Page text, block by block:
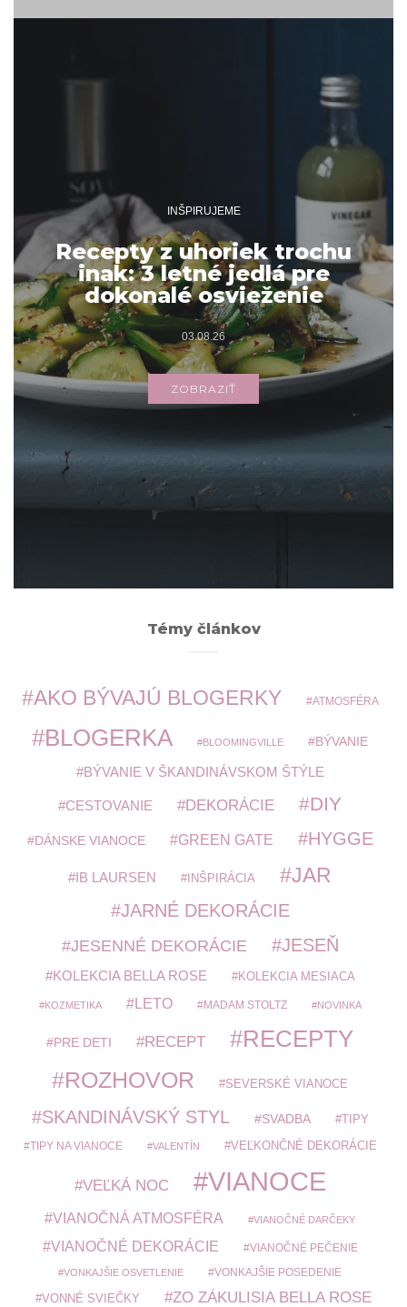
INŠPIRUJEME
Recepty z uhoriek trochu
inak: 3 letné jedlá pre
dokonalé osvieženie
03.08.26
ZOBRAZIŤ
Archív
Témy článkov
AKO BÝVAJÚ BLOGERKY ATMOSFÉRA
BLOGERKA BLOOMINGVILLE BÝVANIE
BÝVANIE V ŠKANDINÁVSKOM ŠTÝLE
CESTOVANIE DEKORÁCIE DIY
DÁNSKE VIANOCE GREEN GATE HYGGE
IB LAURSEN INŠPIRÁCIA JAR
JARNÉ DEKORÁCIE
JESENNÉ DEKORÁCIE JESEŇ
KOLEKCIA BELLA ROSE KOLEKCIA MESIACA
KOZMETIKA LETO MADAM STOLTZ NOVINKA
PRE DETI RECEPT
RECEPTY
ROZHOVOR
SEVERSKÉ VIANOCE
SKANDINÁVSKÝ STYL SVADBA TIPY
TIPY NA VIANOCE VALENTÍN VEĽKONČNÉ DEKORÁCIE
VEĽKÁ NOC VIANOCE
VIANOČNÁ ATMOSFÉRA VIANOČNÉ DARČEKY
VIANOČNÉ DEKORÁCIE VIANOČNÉ PEČENIE
VONKAJŠIE OSVETLENIE VONKAJŠIE POSEDENIE
VONNÉ SVIEČKY ZO ZÁKULISIA BELLA ROSE